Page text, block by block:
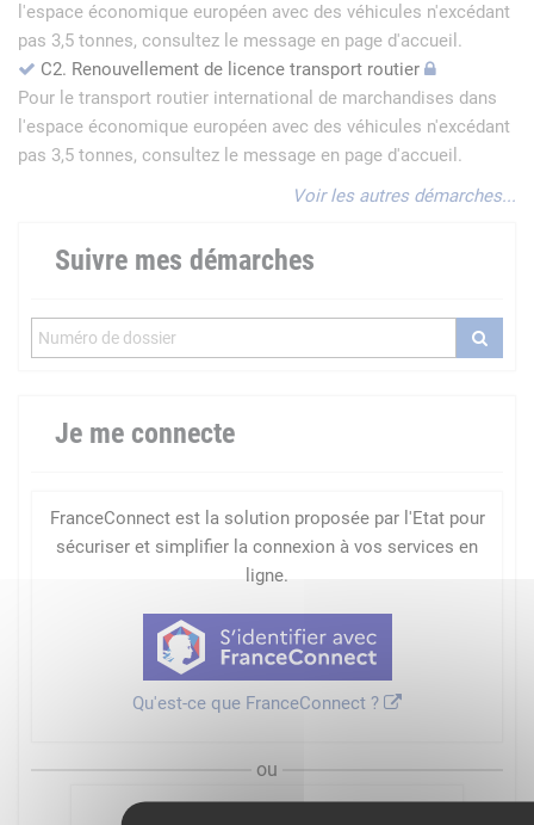
l'espace économique européen avec des véhicules n'excédant
pas 3,5 tonnes, consultez le message en page d'accueil.
C2. Renouvellement de licence transport routier
Pour le transport routier international de marchandises dans
l'espace économique européen avec des véhicules n'excédant
pas 3,5 tonnes, consultez le message en page d'accueil.
Voir les autres démarches...
Suivre mes démarches
Je me connecte
FranceConnect est la solution proposée par l'Etat pour
sécuriser et simplifier la connexion à vos services en
ligne.
Qu'est-ce que FranceConnect ?
ou